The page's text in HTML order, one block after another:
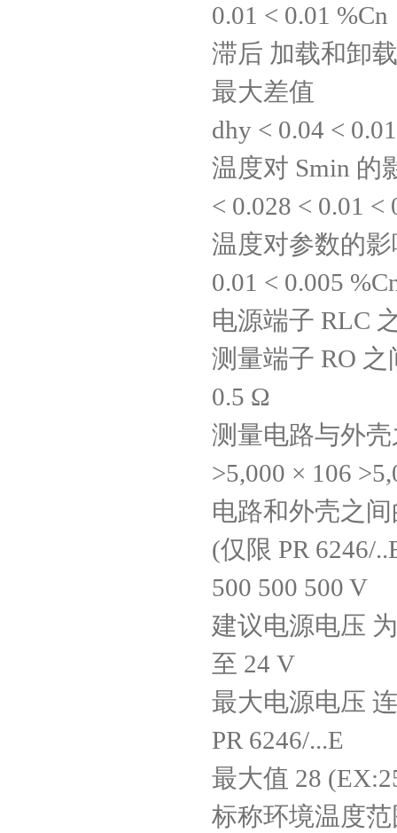
0.01 < 0.01 %Cn
滞后 加载和卸
最大差值
dhy < 0.04 <
温度对 Smin 的
< 0.028 < 0.01 <
温度对参数的影
0.01 < 0.005
电源端子 RLC
测量端子 RO 之
0.5 Ω
测量电路与外
>5,000 × 106
电路和外壳之
(仅限 PR 6246/
500 500 500 V
建议电源电压
至 24 V
最大电源电压
PR 6246/...E
最大值 28
标称环境温度范